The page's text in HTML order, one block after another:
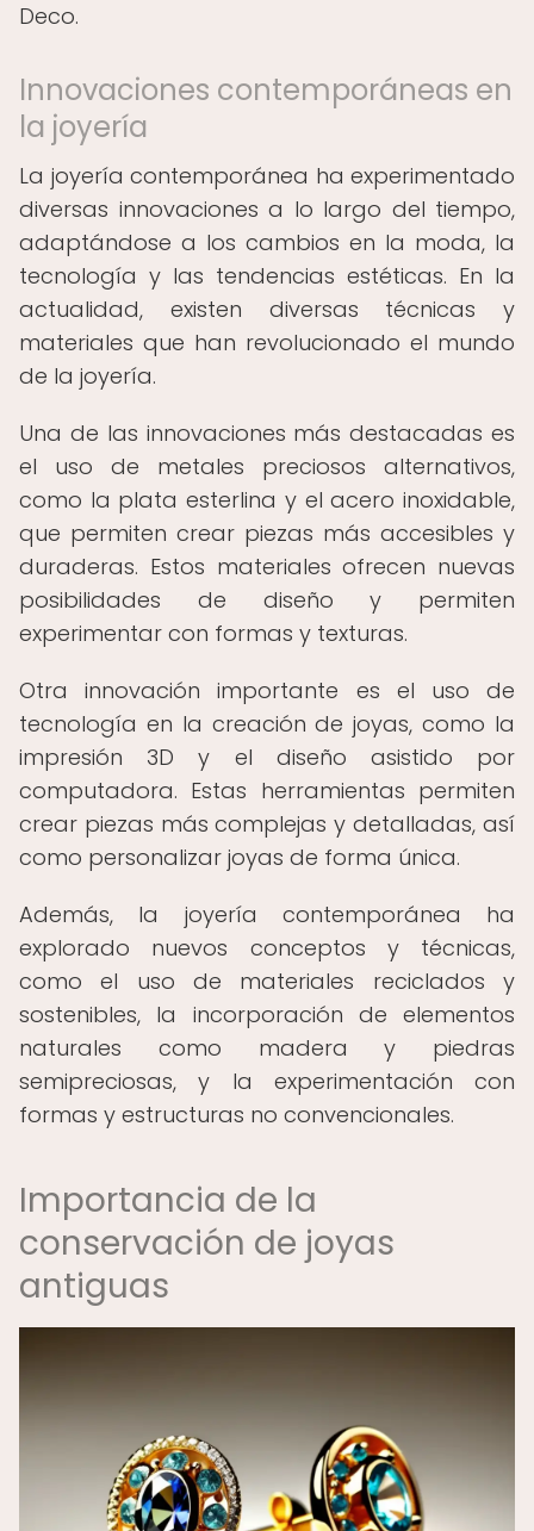
Deco.
Innovaciones contemporáneas en
la joyería
La joyería contemporánea ha experimentado
diversas innovaciones a lo largo del tiempo,
adaptándose a los cambios en la moda, la
tecnología y las tendencias estéticas. En la
actualidad, existen diversas técnicas y
materiales que han revolucionado el mundo
de la joyería.
Una de las innovaciones más destacadas es
el uso de metales preciosos alternativos,
como la plata esterlina y el acero inoxidable,
que permiten crear piezas más accesibles y
duraderas. Estos materiales ofrecen nuevas
posibilidades de diseño y permiten
experimentar con formas y texturas.
Otra innovación importante es el uso de
tecnología en la creación de joyas, como la
impresión 3D y el diseño asistido por
computadora. Estas herramientas permiten
crear piezas más complejas y detalladas, así
como personalizar joyas de forma única.
Además, la joyería contemporánea ha
explorado nuevos conceptos y técnicas,
como el uso de materiales reciclados y
sostenibles, la incorporación de elementos
naturales como madera y piedras
semipreciosas, y la experimentación con
formas y estructuras no convencionales.
Importancia de la
conservación de joyas
antiguas